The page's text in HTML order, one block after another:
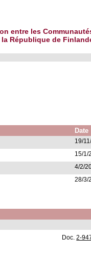
entre les
République de
Date
19/
15/1/
4/2/
28/3/
Doc.2-